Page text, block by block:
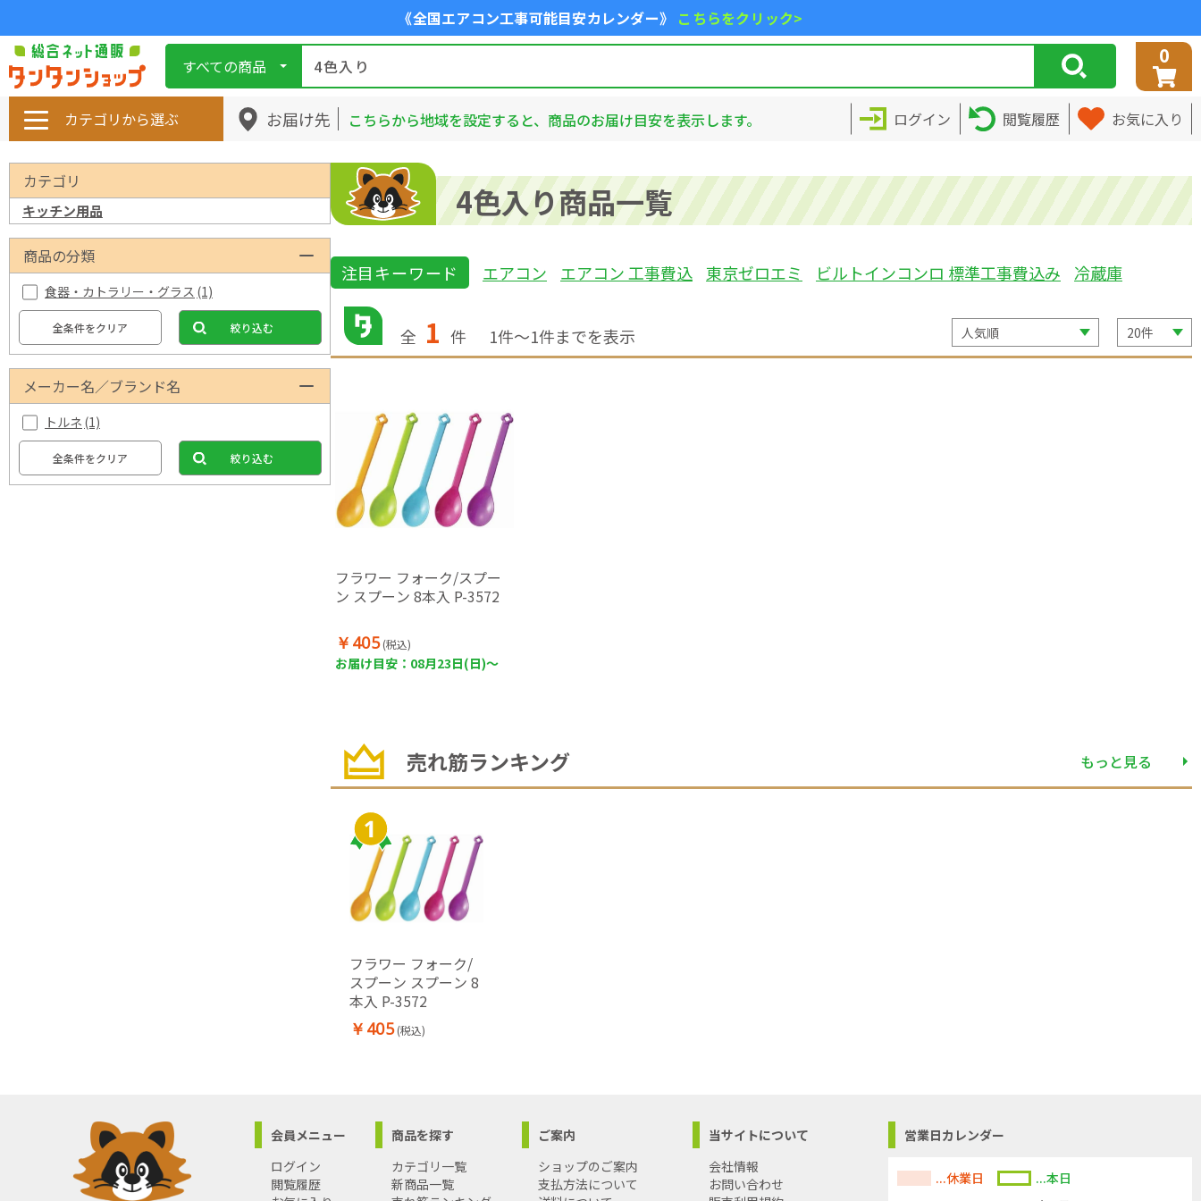
《全国エアコン工事可能目安カレンダー》 こちらをクリック>
すべての商品 0
カテゴリから選ぶ お届け先 こちらから地域を設定すると、商品のお届け目安を表示します。 ログイン 閲覧履歴 お気に入り
カテゴリ
キッチン用品
商品の分類
食器・カトラリー・グラス (1)
全条件をクリア 絞り込む
メーカー名／ブランド名
トルネ (1)
全条件をクリア 絞り込む
4色入り商品一覧
注目キーワード エアコン エアコン 工事費込 東京ゼロエミ ビルトインコンロ 標準工事費込み 冷蔵庫
全 1 件 1件〜1件までを表示
フラワー フォーク/スプー
ン スプーン 8本入 P-3572
￥405 (税込)
お届け目安：08月23日(日)～
売れ筋ランキング もっと見る
フラワー フォーク/
スプーン スプーン 8
本入 P-3572
￥405 (税込)
会員メニュー
ログイン
閲覧履歴
商品を探す
カテゴリ一覧
新商品一覧
ご案内
ショップのご案内
支払方法について
当サイトについて
会社情報
お問い合わせ
営業日カレンダー
...休業日
...本日